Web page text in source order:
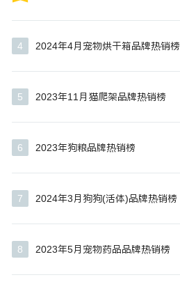
4 2024年4月宠物烘干箱品牌热销榜
5 2023年11月猫爬架品牌热销榜
6 2023年狗粮品牌热销榜
7 2024年3月狗狗(活体)品牌热销榜
8 2023年5月宠物药品品牌热销榜